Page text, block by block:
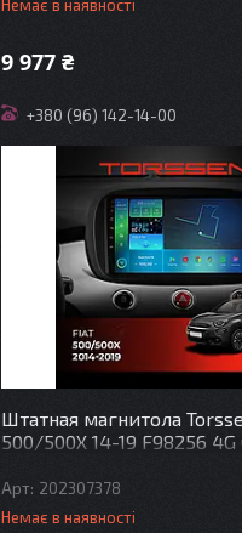
Немає в наявності
9 977 ₴
+380 (96) 142-14-00
Штатная магнитола
500/500X 14-19 F98256 4G
202307378
Немає в наявності